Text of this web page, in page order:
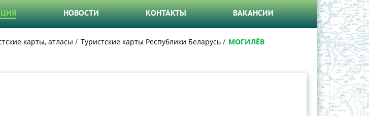
НОВОСТИ КОНТАКТЫ ВАКАНСИИ
карты, атласы Туристские карты Республики Беларусь МОГИЛЁВ